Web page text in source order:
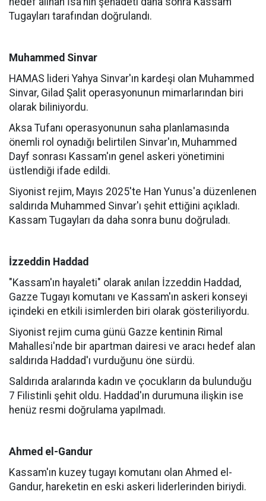
Tugayları tarafından doğrulandı.
Muhammed Sinvar
HAMAS lideri Yahya Sinvar'ın kardeşi olan Muhammed
Sinvar, Gilad Şalit operasyonunun mimarlarından biri
olarak biliniyordu.
Aksa Tufanı operasyonunun saha planlamasında
önemli rol oynadığı belirtilen Sinvar'ın, Muhammed
Dayf sonrası Kassam'ın genel askeri yönetimini
üstlendiği ifade edildi.
Siyonist rejim, Mayıs 2025'te Han Yunus'a düzenlenen
saldırıda Muhammed Sinvar'ı şehit ettiğini açıkladı.
Kassam Tugayları da daha sonra bunu doğruladı.
İzzeddin Haddad
"Kassam'ın hayaleti" olarak anılan İzzeddin Haddad,
Gazze Tugayı komutanı ve Kassam'ın askeri konseyi
içindeki en etkili isimlerden biri olarak gösteriliyordu.
Siyonist rejim cuma günü Gazze kentinin Rimal
Mahallesi'nde bir apartman dairesi ve aracı hedef alan
saldırıda Haddad'ı vurduğunu öne sürdü.
Saldırıda aralarında kadın ve çocukların da bulunduğu
7 Filistinli şehit oldu. Haddad'ın durumuna ilişkin ise
henüz resmi doğrulama yapılmadı.
Ahmed el-Gandur
Kassam'ın kuzey tugayı komutanı olan Ahmed el-
Gandur, hareketin en eski askeri liderlerinden biriydi.